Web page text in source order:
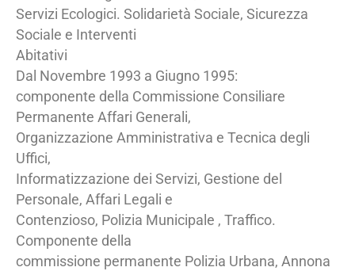
Servizi Ecologici. Solidarietà Sociale, Sicurezza
Sociale e Interventi
Abitativi
Dal Novembre 1993 a Giugno 1995:
componente della Commissione Consiliare
Permanente Affari Generali,
Organizzazione Amministrativa e Tecnica degli
Uffici,
Informatizzazione dei Servizi, Gestione del
Personale, Affari Legali e
Contenzioso, Polizia Municipale , Traffico.
Componente della
commissione permanente Polizia Urbana, Annona